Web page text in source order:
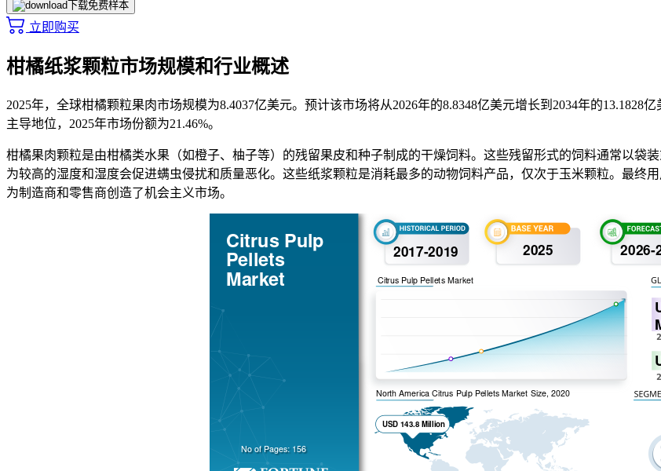
下载免费样本
立即购买
柑橘纸浆颗粒市场规模和行业概述
2025年，全球柑橘颗粒果肉市场规模为8.4037亿美元。预计该市场将从2026年的8.8348亿美元增长到2034年的
主导地位，2025年市场份额为21.46%。
柑橘果肉颗粒是由柑橘类水果（如橙子、柚子等）的残留果皮和种子制成的干燥饲料。这些残留形式的饲料通常以袋
为较高的湿度和湿度会促进螨虫侵扰和质量恶化。这些纸浆颗粒是消耗最多的动物饲料产品，仅次于玉米颗粒。最终
为制造商和零售商创造了机会主义市场。